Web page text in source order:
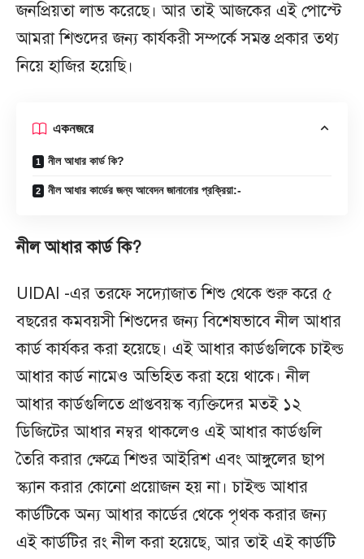
জনপ্রিয়তা লাভ করেছে। আর তাই আজকের এই পোস্টে
আমরা শিশুদের জন্য কার্যকরী সম্পর্কে সমস্ত প্রকার তথ্য
নিয়ে হাজির হয়েছি।
একনজরে
নীল আধার কার্ড কি?
নীল আধার কার্ডের জন্য আবেদন জানানোর প্রক্রিয়া:-
নীল আধার কার্ড কি?
UIDAI -এর তরফে সদ্যোজাত শিশু থেকে শুরু করে ৫
বছরের কমবয়সী শিশুদের জন্য বিশেষভাবে নীল আধার
কার্ড কার্যকর করা হয়েছে। এই আধার কার্ডগুলিকে চাইল্ড
আধার কার্ড নামেও অভিহিত করা হয়ে থাকে। নীল
আধার কার্ডগুলিতে প্রাপ্তবয়স্ক ব্যক্তিদের মতই ১২
ডিজিটের আধার নম্বর থাকলেও এই আধার কার্ডগুলি
তৈরি করার ক্ষেত্রে শিশুর আইরিশ এবং আঙ্গুলের ছাপ
স্ক্যান করার কোনো প্রয়োজন হয় না। চাইল্ড আধার
কার্ডটিকে অন্য আধার কার্ডের থেকে পৃথক করার জন্য
এই কার্ডটির রং নীল করা হয়েছে, আর তাই এই কার্ডটি